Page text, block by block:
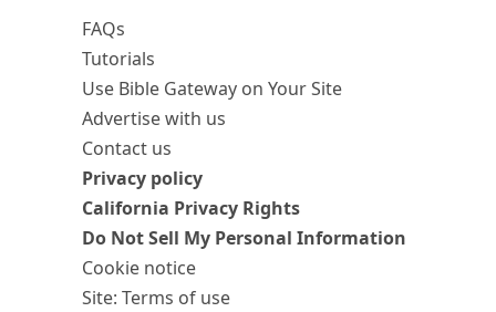
FAQs
Tutorials
Use Bible Gateway on Your Site
Advertise with us
Contact us
Privacy policy
California Privacy Rights
Do Not Sell My Personal Information
Cookie notice
Site: Terms of use